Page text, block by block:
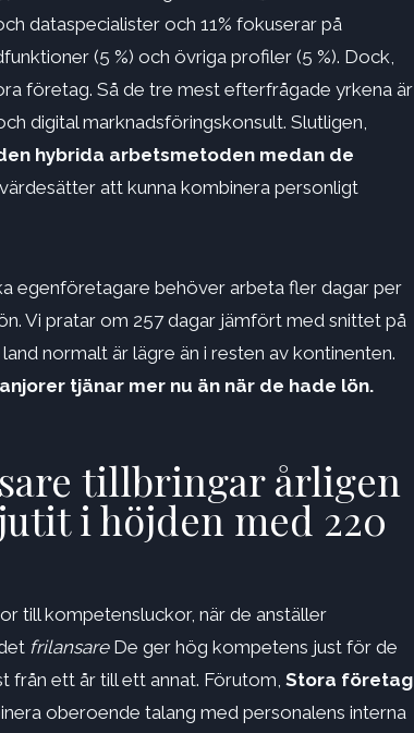
dataspecialister och 11% fokuserar på
(5 %) och övriga profiler (5 %). Dock,
företag. Så de tre mest efterfrågade yrkena är
digital marknadsföringskonsult. Slutligen,
hybrida arbetsmetoden medan de
att kunna kombinera personligt
egenföretagare behöver arbeta fler dagar per
Vi pratar om 257 dagar jämfört med snittet på
normalt är lägre än i resten av kontinenten.
tjänar mer nu än när de hade lön.
tillbringar årligen
i höjden med 220
till kompetensluckor, när de anställer
frilansareDe ger hög kompetens just för de
från ett år till ett annat. Förutom, Stora företag
oberoende talang med personalens interna